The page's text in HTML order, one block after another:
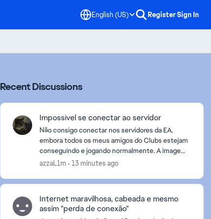
English (US) RegisterSign In
Recent Discussions
Impossível se conectar ao servidor
Não consigo conectar nos servidores da EA,
embora todos os meus amigos do Clubs estejam
conseguindo e jogando normalmente. A imagem
de erro está anexada. Tentei de todas as
azzaL1m 13 minutes ago
Internet maravilhosa, cabeada e mesmo
assim "perda de conexão"